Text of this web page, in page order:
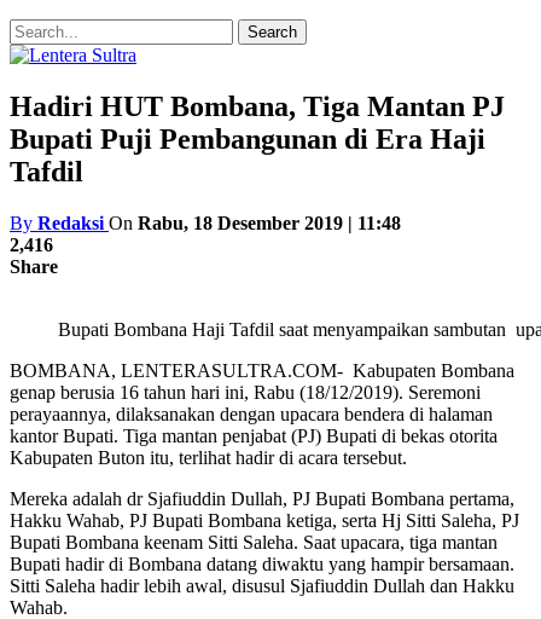
Hadiri HUT Bombana, Tiga Mantan PJ
Bupati Puji Pembangunan di Era Haji
Tafdil
By Redaksi On Rabu, 18 Desember 2019 | 11:48
2,416
Share
Bupati Bombana Haji Tafdil saat menyampaikan sambutan
BOMBANA, LENTERASULTRA.COM- Kabupaten Bombana
genap berusia 16 tahun hari ini, Rabu (18/12/2019). Seremoni
perayaannya, dilaksanakan dengan upacara bendera di halaman
kantor Bupati. Tiga mantan penjabat (PJ) Bupati di bekas otorita
Kabupaten Buton itu, terlihat hadir di acara tersebut.
Mereka adalah dr Sjafiuddin Dullah, PJ Bupati Bombana pertama,
Hakku Wahab, PJ Bupati Bombana ketiga, serta Hj Sitti Saleha, PJ
Bupati Bombana keenam Sitti Saleha. Saat upacara, tiga mantan
Bupati hadir di Bombana datang diwaktu yang hampir bersamaan.
Sitti Saleha hadir lebih awal, disusul Sjafiuddin Dullah dan Hakku
Wahab.